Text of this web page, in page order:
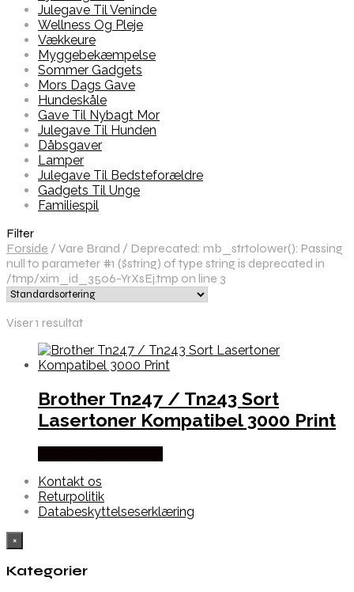
Julegave Til Veninde
Wellness Og Pleje
Vækkeure
Myggebekæmpelse
Sommer Gadgets
Mors Dags Gave
Hundeskåle
Gave Til Nybagt Mor
Julegave Til Hunden
Dåbsgaver
Lamper
Julegave Til Bedsteforældre
Gadgets Til Unge
Familiespil
Filter
Forside / Vare Brand / Deprecated: mb_strtolower(): Passing
null to parameter #1 ($string) of type string is deprecated in
/tmp/xim_id_3506-YrXsEj.tmp on line 3
Viser 1 resultat
Brother Tn247 / Tn243 Sort
Lasertoner Kompatibel 3000 Print
Kontakt os
Returpolitik
Databeskyttelseserklæring
×
Kategorier